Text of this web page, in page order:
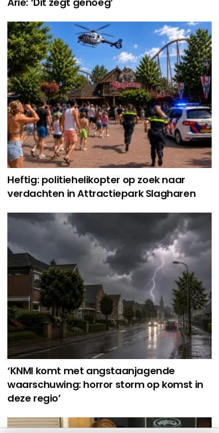
Heftig: politiehelikopter op zoek naar
verdachten in Attractiepark Slagharen
‘KNMI komt met angstaanjagende
waarschuwing: horror storm op komst in
deze regio’